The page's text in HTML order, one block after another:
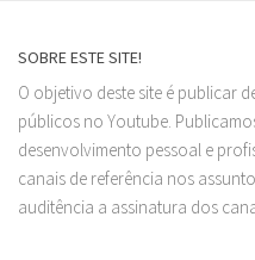
SOBRE ESTE SITE!
O objetivo deste site é publicar
públicos no Youtube.
desenvolvimento pessoal e
canais de referência nos
auditência a assinatura dos